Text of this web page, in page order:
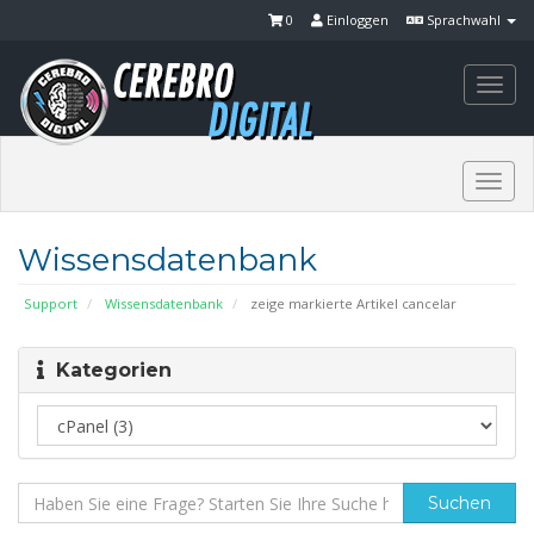
Sprachwahl
Einloggen
0
Wissensdatenbank
Support Wissensdatenbank zeige markierte Artikel cancelar
Kategorien